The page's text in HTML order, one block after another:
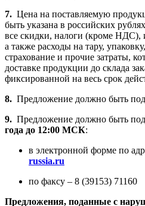
7. Цена на поставляемую
быть указана в российских рублях
все скидки, налоги (кроме НДС),
а также расходы на тару,
страхование и прочие затраты,
доставке продукции до склада
фиксированной на весь срок
8. Предложение должно быть
9. Предложение должно быть
года до 12:00 МСК:
в электронной форме по
russia.ru
по факсу – 8 (39153) 71160
Предложения, поданные с